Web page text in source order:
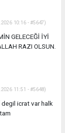
10:16 - #5647)
GELECEĞİ İYİ
RAZI OLSUN.
11:51 - #5648)
degil icrat var halk